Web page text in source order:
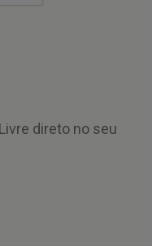
direto no seu